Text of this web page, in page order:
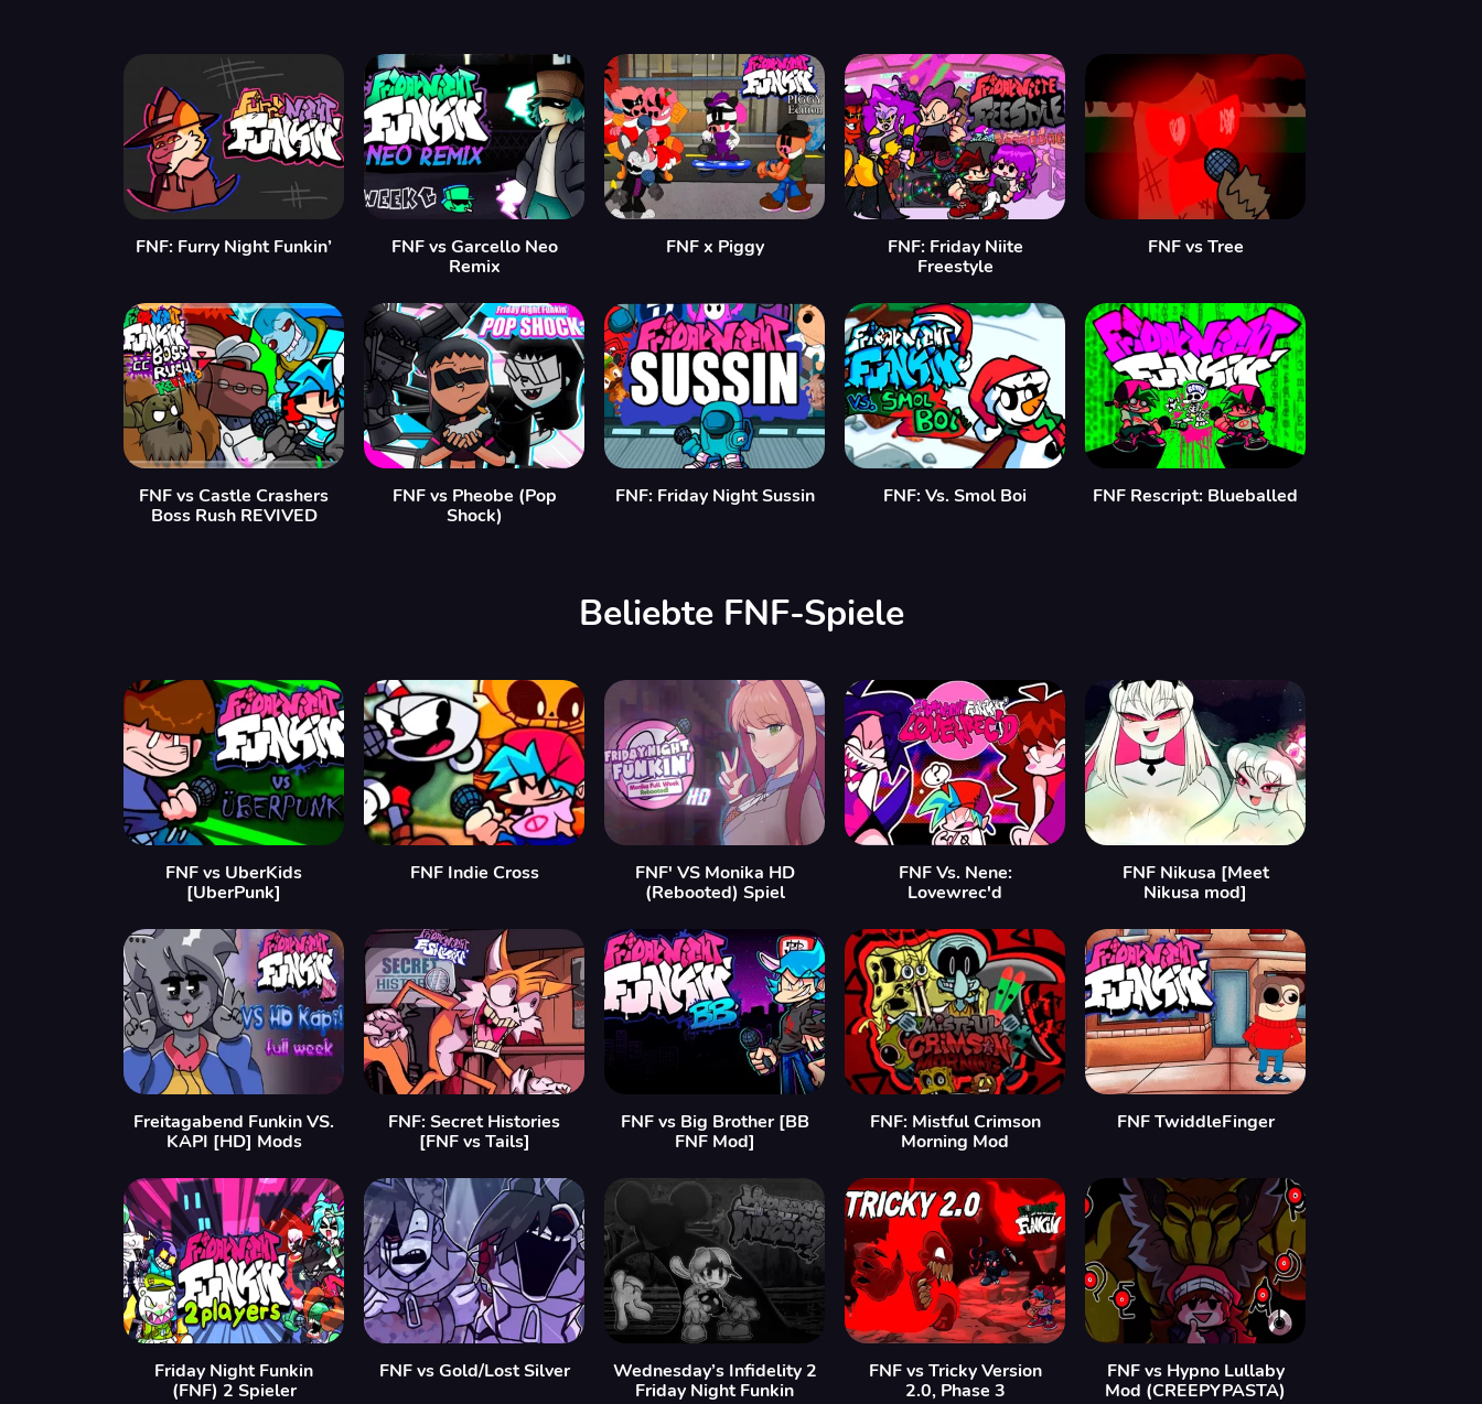
FNF: Furry Night Funkin’
FNF vs Garcello Neo
Remix
FNF x Piggy
FNF: Friday Niite
Freestyle
FNF vs Tree
FNF vs Castle Crashers
Boss Rush REVIVED
FNF vs Pheobe (Pop
Shock)
FNF: Friday Night Sussin FNF: Vs. Smol Boi FNF Rescript: Blueballed
Beliebte FNF-Spiele
FNF vs UberKids
[UberPunk]
FNF Indie Cross
FNF' VS Monika HD
(Rebooted) Spiel
FNF Vs. Nene:
Lovewrec'd
FNF Nikusa [Meet
Nikusa mod]
Freitagabend Funkin VS.
KAPI [HD] Mods
FNF: Secret Histories
[FNF vs Tails]
FNF vs Big Brother [BB
FNF Mod]
FNF: Mistful Crimson
Morning Mod
FNF TwiddleFinger
Friday Night Funkin
(FNF) 2 Spieler
FNF vs Gold/Lost Silver
Wednesday’s Infidelity 2
Friday Night Funkin
FNF vs Tricky Version
2.0, Phase 3
FNF vs Hypno Lullaby
Mod (CREEPYPASTA)